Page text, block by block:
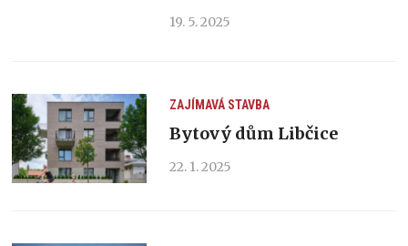
19. 5. 2025
ZAJÍMAVÁ STAVBA
Bytový dům Libčice
22. 1. 2025